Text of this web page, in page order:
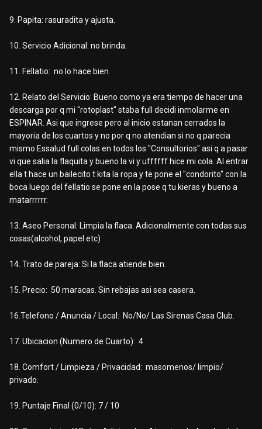
9. Papita: rasuradita y ajusta.
10. Servicio Adicional: no brinda.
11. Fellatio: no lo hace bien.
12. Relato del Servicio: Bueno como ya era tiempo de hacer una
descarga por q mi "rotoplast" staba full decidi inmolarme en
ESPINAR. Asi que ingrese pero al inicio estanan cerrados la
mayoria de los cuartos y no por q no atendian si no q parecia
mismo Essalud full colas en todos los "Consultorios" asi q a pasar
vi que salia la flaquita y bueno la vi y uffffff hice mi cola. Al entrar
ella t hace un bailecito t kita la ropa y te pone el "condorito" con la
boca luego del fellatio se pone en la pose q tu kieras y bueno a
matarrrrrr.
13. Aseo Personal: Limpia la flaca. Adicionalmente con todas sus
cosas(alcohol, papel etc)
14. Trato de pareja: Si la flaca atiende bien.
15. Precio: 50 maracas. Sin rebajas asi sea casera.
16.Telefono / Anuncia / Local: No/No/ Las Sirenas Casa Club.
17. Ubicacion (Numero de Cuarto): 4
18. Comfort / Limpieza / Privacidad: masomenos/ limpio/
privado.
19. Puntaje Final (0/10): 7 / 10